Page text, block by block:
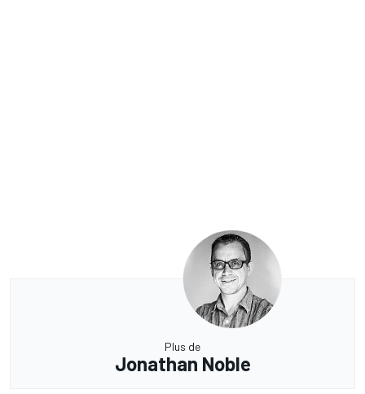
Plus de
Jonathan Noble